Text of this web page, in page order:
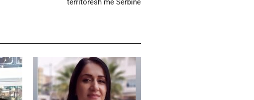
territoresh me Serbinë